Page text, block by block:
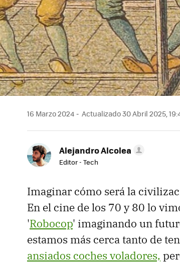
16 Marzo 2024 Actualizado 30 Abril 2025,
Alejandro Alcolea
Editor - Tech
Imaginar cómo será la
En el cine de los 70 y 80 lo
'Robocop' imaginando un
estamos más cerca tanto de
ansiados coches voladores,